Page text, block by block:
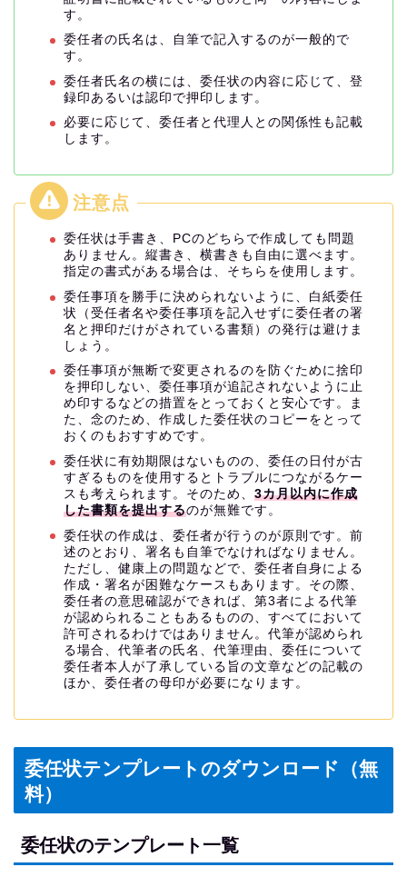
す。
委任者の氏名は、自筆で記入するのが一般的で
す。
委任者氏名の横には、委任状の内容に応じて、登
録印あるいは認印で押印します。
必要に応じて、委任者と代理人との関係性も記載
します。
委任状は手書き、PCのどちらで作成しても問題
ありません。縦書き、横書きも自由に選べます。
指定の書式がある場合は、そちらを使用します。
委任事項を勝手に決められないように、白紙委任
状（受任者名や委任事項を記入せずに委任者の署
名と押印だけがされている書類）の発行は避けま
しょう。
委任事項が無断で変更されるのを防ぐために捨印
を押印しない、委任事項が追記されないように止
め印するなどの措置をとっておくと安心です。ま
た、念のため、作成した委任状のコピーをとって
おくのもおすすめです。
委任状に有効期限はないものの、委任の日付が古
すぎるものを使用するとトラブルにつながるケー
スも考えられます。そのため、 3カ月以内に作成
した書類を提出するのが無難です。
委任状の作成は、委任者が行うのが原則です。前
述のとおり、署名も自筆でなければなりません。
ただし、健康上の問題などで、委任者自身による
作成・署名が困難なケースもあります。その際、
委任者の意思確認ができれば、第3者による代筆
が認められることもあるものの、すべてにおいて
許可されるわけではありません。代筆が認められ
る場合、代筆者の氏名、代筆理由、委任について
委任者本人が了承している旨の文章などの記載の
ほか、委任者の母印が必要になります。
委任状テンプレートのダウンロード（無
料）
委任状のテンプレート一覧